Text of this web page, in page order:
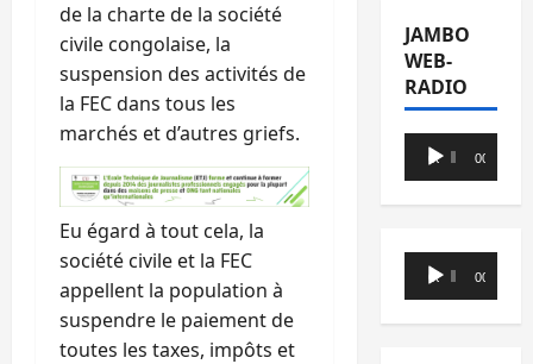
de la charte de la société
civile congolaise, la
suspension des activités de
la FEC dans tous les
marchés et d’autres griefs.
Eu égard à tout cela, la
société civile et la FEC
appellent la population à
suspendre le paiement de
toutes les taxes, impôts et
JAMBO
WEB-
RADIO
Lecteur
audio
00:00 00:00
Lecteur
audio
00:00 00:00